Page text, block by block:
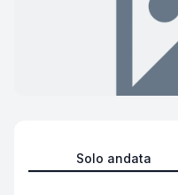
Solo andata